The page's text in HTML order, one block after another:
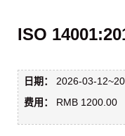
ISO
日期： 2026-03-
费用：
RMB 1200.00